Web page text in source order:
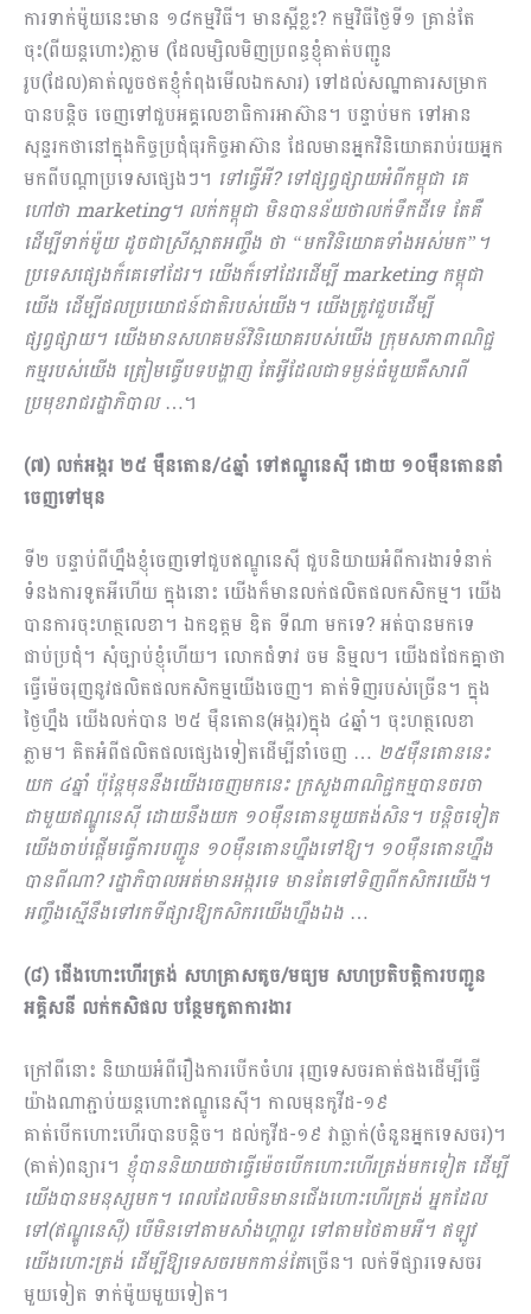
ការទាក់ម៉ូយនេះមាន ១៨កម្មវិធី។ មានស្អីខ្លះ? កម្មវិធីថ្ងៃទី១ គ្រាន់តែ
ចុះ(ពីយន្តហោះ)ភ្លាម (ដែលម្សិលមិញប្រពន្ធខ្ញុំគាត់បញ្ជូន
រូប(ដែល)គាត់លួចថតខ្ញុំកំពុងមើលឯកសារ) ទៅដល់សណ្ឋាគារសម្រាក
បានបន្ដិច ចេញទៅជួបអគ្គលេខាធិការអាស៊ាន។ បន្ទាប់មក ទៅអាន
សុន្ទរកថានៅក្នុងកិច្ចប្រជុំធុរកិច្ចអាស៊ាន ដែលមានអ្នកវិនិយោគរាប់រយអ្នក
មកពីបណ្ដាប្រទេសផ្សេងៗ។ ទៅធ្វើអី? ទៅផ្សព្វផ្សាយអំពីកម្ពុជា គេ
ហៅថាmarketing។ លក់កម្ពុជា មិនបានន័យថាលក់ទឹកដីទេ តែគឺ
ដើម្បីទាក់ម៉ូយ ដូចជាស្រីស្អាតអញ្ចឹង ថា “មកវិនិយោគទាំងអស់មក”។
ប្រទេសផ្សេងក៏គេទៅដែរ។ យើងក៏ទៅដែរដើម្បី marketing កម្ពុជា
យើង ដើម្បីផលប្រយោជន៍ជាតិរបស់យើង។ យើងត្រូវជួបដើម្បី
ផ្សព្វផ្សាយ។ យើងមានសហគមន៍វិនិយោគរបស់យើង ក្រុមសភាពាណិជ្ជ
កម្មរបស់យើង ត្រៀមធ្វើបទបង្ហាញ តែអ្វីដែលជាទម្ងន់ធំមួយគឺសារពី
ប្រមុខរាជរដ្ឋាភិបាល…។
(៧) លក់អង្ករ ២៥ ម៉ឺនតោន/៤ឆ្នាំ ទៅឥណ្ឌូនេស៊ី ដោយ ១០ម៉ឺនតោននាំ
ចេញទៅមុន
ទី២ បន្ទាប់ពីហ្នឹងខ្ញុំចេញទៅជួបឥណ្ឌូនេស៊ី ជួបនិយាយអំពីការងារទំនាក់
ទំនងការទូតអីហើយ ក្នុងនោះ យើងក៏មានលក់ផលិតផលកសិកម្ម។ យើង
បានការចុះហត្ថលេខា។ ឯកឧត្តម ឌិត ទីណា មកទេ? អត់បានមកទេ
ជាប់ប្រជុំ។ សុំច្បាប់ខ្ញុំហើយ។ លោកជំទាវ ចម និម្មល។ យើងជជែកគ្នាថា
ធ្វើម៉េចរុញនូវផលិតផលកសិកម្មយើងចេញ។ គាត់ទិញរបស់ច្រើន។ ក្នុង
ថ្ងៃហ្នឹង យើងលក់បាន ២៥ ម៉ឺនតោន(អង្ករ)ក្នុង ៤ឆ្នាំ។ ចុះហត្ថលេខា
ភ្លាម។ គិតអំពីផលិតផលផ្សេងទៀតដើម្បីនាំចេញ … ២៥ម៉ឺនតោននេះ
យក ៤ឆ្នាំ ប៉ុន្តែមុននឹងយើងចេញមកនេះ ក្រសួងពាណិជ្ជកម្មបានចរចា
ជាមួយឥណ្ឌូនេស៊ី ដោយនឹងយក ១០ម៉ឺនតោនមួយតង់សិន។ បន្ដិចទៀត
យើងចាប់ផ្ដើមធ្វើការបញ្ជូន ១០ម៉ឺនតោនហ្នឹងទៅឱ្យ។ ១០ម៉ឺនតោនហ្នឹង
បានពីណា? រដ្ឋាភិបាលអត់មានអង្ករទេ មានតែទៅទិញពីកសិករយើង។
អញ្ចឹងស្មើនឹងទៅរកទីផ្សារឱ្យកសិករយើងហ្នឹងឯង …
(៨) ជើងហោះហើរត្រង់ សហគ្រាសតូច/មធ្យម សហប្រតិបត្តិការបញ្ជូន
អគ្គិសនី លក់កសិផល បន្ថែមកូតាការងារ
ក្រៅពីនោះ និយាយអំពីរឿងការបើកចំហរ រុញទេសចរគាត់ផងដើម្បីធ្វើ
យ៉ាងណាភ្ជាប់យន្តហោះឥណ្ឌូនេស៊ី។ កាលមុនកូវីដ-១៩
គាត់បើកហោះហើរបានបន្ដិច។ ដល់កូវីដ-១៩ វាធ្លាក់(ចំនួនអ្នកទេសចរ)។
(គាត់)ពន្យារ។ ខ្ញុំបាននិយាយថាធ្វើម៉េចបើកហោះហើរត្រង់មកទៀត ដើម្បី
យើងបានមនុស្សមក។ ពេលដែលមិនមានជើងហោះហើរត្រង់ អ្នកដែល
ទៅ(ឥណ្ឌូនេស៊ី) បើមិនទៅតាមសាំងហ្គាពួរ ទៅតាមថៃតាមអី។ ឥឡូវ
យើងហោះត្រង់ ដើម្បីឱ្យទេសចរមកកាន់តែច្រើន។ លក់ទីផ្សារទេសចរ
មួយទៀត ទាក់ម៉ូយមួយទៀត។